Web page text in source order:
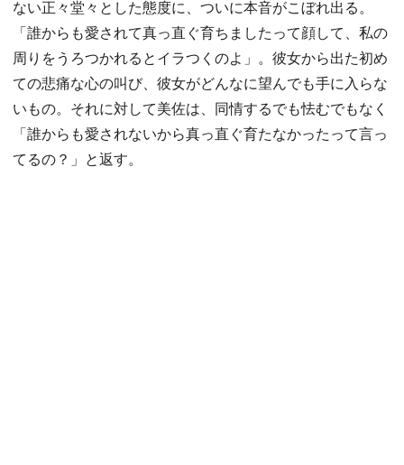
ない正々堂々とした態度に、ついに本音がこぼれ出る。
「誰からも愛されて真っ直ぐ育ちましたって顔して、私の
周りをうろつかれるとイラつくのよ」。彼女から出た初め
ての悲痛な心の叫び、彼女がどんなに望んでも手に入らな
いもの。それに対して美佐は、同情するでも怯むでもなく
「誰からも愛されないから真っ直ぐ育たなかったって言っ
てるの？」と返す。